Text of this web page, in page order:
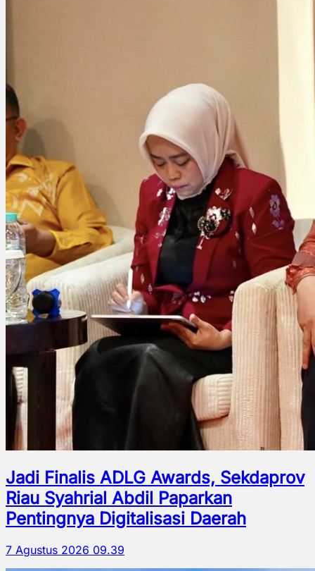
Jadi Finalis ADLG Awards, Sekdaprov
Riau Syahrial Abdil Paparkan
Pentingnya Digitalisasi Daerah
7 Agustus 2026 09.39